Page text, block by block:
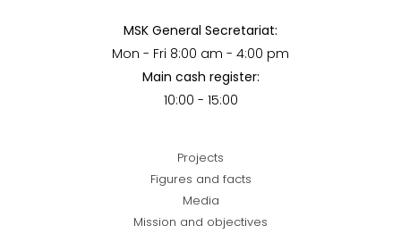
MSK General Secretariat:
Mon - Fri 8:00 am - 4:00 pm
Main cash register:
10:00 - 15:00
Projects
Figures and facts
Media
Mission and objectives